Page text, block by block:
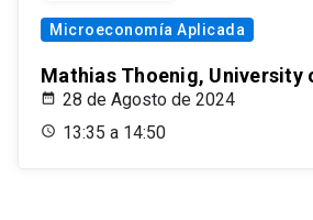
Microeconomía Aplicada
Mathias Thoenig, University
28 de Agosto de 2024
13:35 a 14:50